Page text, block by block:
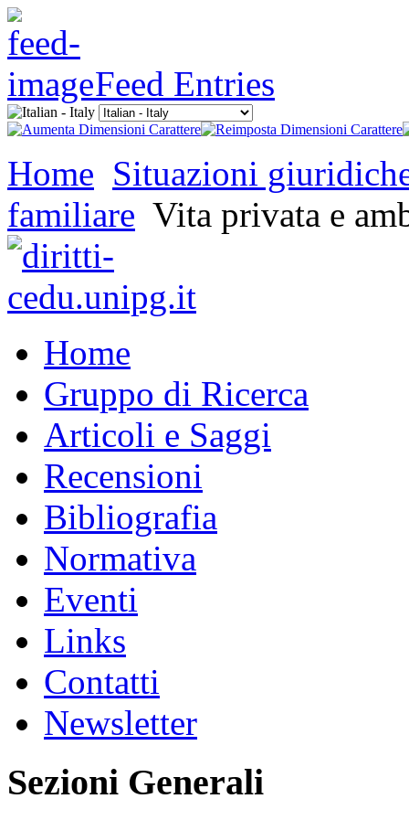
Feed Entries
Home Situazioni
familiare Vita privata e
Home
Gruppo di Ricerca
Articoli e Saggi
Recensioni
Bibliografia
Normativa
Eventi
Links
Contatti
Newsletter
Sezioni Generali